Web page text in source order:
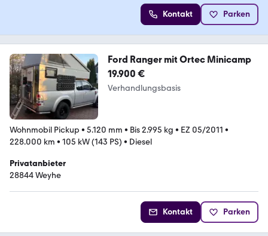
Kontakt Parken
Ford Ranger mit Ortec Minicamp
19.900 €
Verhandlungsbasis
Wohnmobil Pickup • 5.120 mm • Bis 2.995 kg • EZ 05/2011 •
228.000 km • 105 kW (143 PS) • Diesel
Privatanbieter
28844 Weyhe
Kontakt Parken